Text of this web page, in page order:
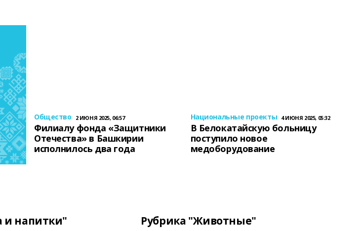
Общество 2 ИЮНЯ 2025, 06:57
Филиалу фонда «Защитники
Отечества» в Башкирии
исполнилось два года
Национальные проекты 4 ИЮНЯ 2025, 05:32
В Белокатайскую больницу
поступило новое
медоборудование
и напитки" Рубрика "Животные"